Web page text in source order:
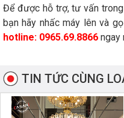
Để được hỗ trợ, tư vấn
bạn hãy nhấc máy lên và
hotline: 0965.69.8866 ngay
TIN TỨC CÙNG